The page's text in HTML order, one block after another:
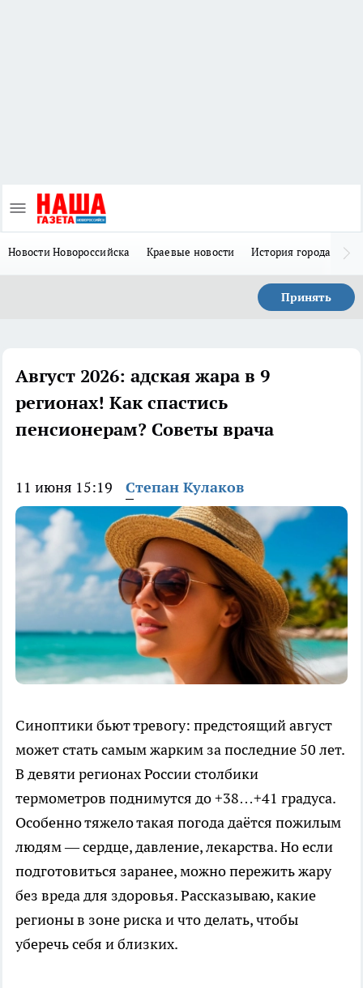
Новости Новороссийска Краевые новости История города Н
Принять
Август 2026: адская жара в 9
регионах! Как спастись
пенсионерам? Советы врача
11 июня 15:19 Степан Кулаков
Синоптики бьют тревогу: предстоящий август
может стать самым жарким за последние 50 лет.
В девяти регионах России столбики
термометров поднимутся до +38…+41 градуса.
Особенно тяжело такая погода даётся пожилым
людям — сердце, давление, лекарства. Но если
подготовиться заранее, можно пережить жару
без вреда для здоровья. Рассказываю, какие
регионы в зоне риска и что делать, чтобы
уберечь себя и близких.